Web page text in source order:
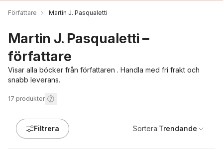
Författare Martin J. Pasqualetti
Martin J. Pasqualetti –
författare
Visar alla böcker från författaren . Handla med fri frakt och
snabb leverans.
17 produkter
Filtrera Sortera:Trendande